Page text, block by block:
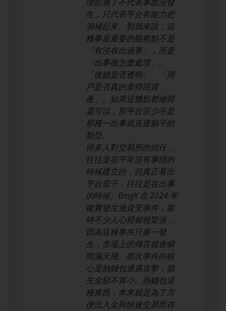
生，只代表平台有能力把
洞補起來。對我來說，這
種事最重要的觀察點不是
「有沒有出過事」，而是
「出事後怎麼處理」、
「後續是否透明」、「用
戶是否真的拿得回資
產」。如果這幾點都做得
還可以，那平台至少不是
那種一出事就直接躺平的
類型。
很多人對交易所的信任，
往往是在平常沒有事情的
時候建立的，但真正看出
平台底子，往往是在出事
的時候。BingX 在 2024 年
確實發生過資安事件，當
時不少人心裡都很緊張，
因為這種事件只要一發
生，市場上的傳言就會瞬
間滿天飛。那次事件的核
心是熱錢包遭遇攻擊，損
失金額不算小。熱錢包這
種東西，本來就是為了方
便出入金與快速交易而存